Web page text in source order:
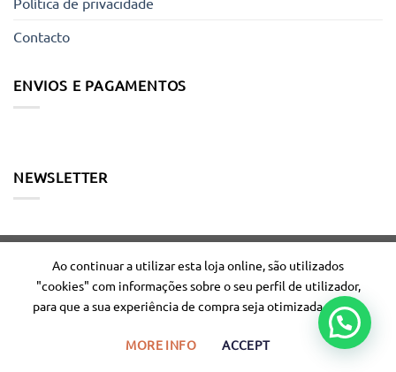
Contacto
ENVIOS E PAGAMENTOS
NEWSLETTER
Copyright 2026 © GigaDeal
Ao continuar a utilizar esta loja online, são utilizados
"cookies" com informações sobre o seu perfil de utilizador,
para que a sua experiência de compra seja otimizada para si.
MORE INFO ACCEPT